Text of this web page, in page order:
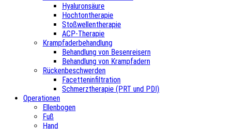
Hyaluronsäure
Hochtontherapie
Stoßwellentherapie
ACP-Therapie
Krampfaderbehandlung
Behandlung von Besenreisern
Behandlung von Krampfadern
Rückenbeschwerden
Facetteninfiltration
Schmerztherapie (PRT und PDI)
Operationen
Ellenbogen
Fuß
Hand